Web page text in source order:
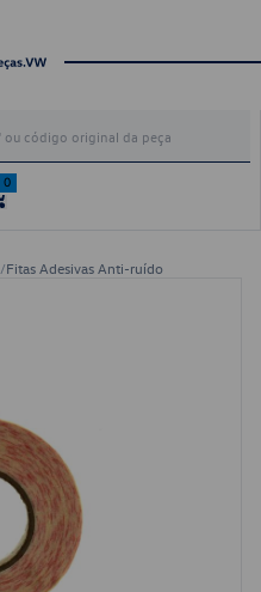
0
/Fitas Adesivas Anti-ruído